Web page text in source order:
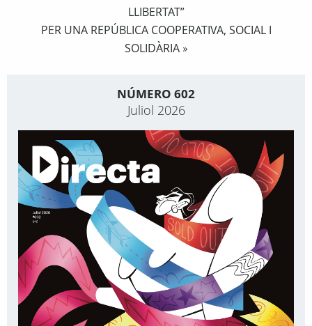
LLIBERTAT”
PER UNA REPÚBLICA COOPERATIVA, SOCIAL I
SOLIDÀRIA»
NÚMERO 602
Juliol 2026